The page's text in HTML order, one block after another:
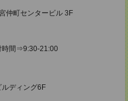
仲町センタービル 3F
間⇒9:30-21:00
ディング6F